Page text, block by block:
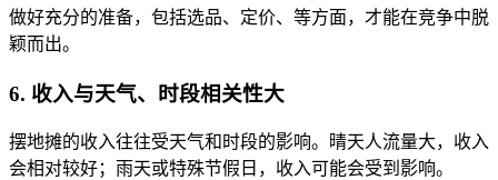
做好充分的准备，包括选品、定价、等方面，才能在竞争中脱
颖而出。
6. 收入与天气、时段相关性大
摆地摊的收入往往受天气和时段的影响。晴天人流量大，收入
会相对较好；雨天或特殊节假日，收入可能会受到影响。